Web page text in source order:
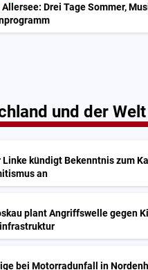
Drei Tage Sommer,
und der Welt
kündigt Bekenntnis zum
an
plant Angriffswelle gegen
bei Motorradunfall in